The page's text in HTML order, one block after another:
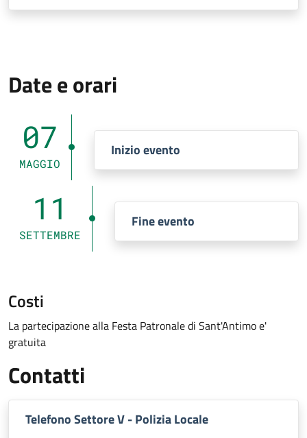
Date e orari
07
MAGGIO
Inizio evento
11
SETTEMBRE
Fine evento
Costi
La partecipazione alla Festa Patronale di Sant'Antimo e'
gratuita
Contatti
Telefono Settore V - Polizia Locale